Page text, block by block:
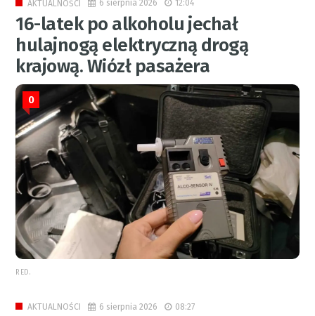
AKTUALNOŚCI 6 sierpnia 2026 12:04
16-latek po alkoholu jechał
hulajnogą elektryczną drogą
krajową. Wiózł pasażera
0
RED.
AKTUALNOŚCI 6 sierpnia 2026 08:27